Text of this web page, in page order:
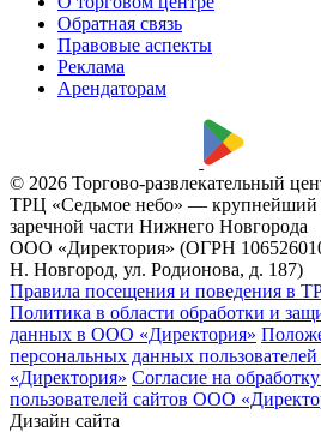
Обратная связь
Правовые аспекты
Реклама
Арендаторам
© 2026 Торгово-развлекательный
ТРЦ «Седьмое небо» — крупнейший
заречной части Нижнего Новгорода
ООО «Директория» (ОГРН
Н. Новгород, ул. Родионова, д. 187)
Правила посещения и поведения в
Политика в области обработки и
данных в ООО «Директория»
персональных данных
«Директория» Согласие на
пользователей сайтов ООО
Дизайн сайта